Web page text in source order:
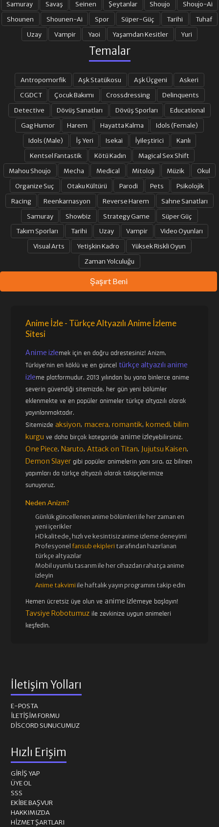
Samuray Savaş Seinen Şeytanlar Shoujo
Shoujo-Ai
Shounen
Shounen-Ai Spor Süper-Güç Tarihi
Tuhaf
Uzay
Vampir Yaoi Yaşamdan Kesitler Yuri
Temalar
Antropomorfik Aşk Statükosu Aşk Üçgeni
Askeri
CGDCT
Çocuk Bakımı Crossdressing
Delinquents
Detective
Dövüş Sanatları Dövüş Sporları
Educational
Gag Humor
Harem Hayatta Kalma
Idols (Female)
Idols (Male)
İş Yeri Isekai İyileştirici
Kanlı
Kentsel Fantastik
Kötü Kadın
Magical Sex Shift
Mahou Shoujo
Mecha Medical Mitoloji Müzik
Okul
Organize Suç
Otaku Kültürü Parodi Pets
Psikolojik
Racing
Reenkarnasyon Reverse Harem
Sahne Sanatları
Samuray
Showbiz Strategy Game
Süper Güç
Takım Sporları
Tarihi Uzay Vampir
Video Oyunları
Visual Arts
Yetişkin Kadro
Yüksek Riskli Oyun
Zaman Yolculuğu
Şaşırt Beni
Anime İzle - Türkçe Altyazılı Anime İzleme
Sitesi
Anime izlemek için en doğru adrestesiniz! Anizm,
Türkiye'nin en köklü ve en günceltürkçe altyazılı anime
izleme platformudur. 2013 yılından bu yana binlerce anime
severin güvendiği sitemizde, her gün yeni bölümler
eklenmekte ve en popüler animeler türkçe altyazılı olarak
yayınlanmaktadır.
Sitemizdeaksiyon, macera,romantik, komedi, bilim
kurgu ve daha birçok kategoride anime izleyebilirsiniz.
One Piece, Naruto,Attack on Titan, Jujutsu Kaisen,
Demon Slayer gibi popüler animelerin yanı sıra, az bilinen
yapımları da türkçe altyazılı olarak takipçilerimize
sunuyoruz.
Neden Anizm?
Günlük güncellenen anime bölümleri ile her zaman en
yeni içerikler
HD kalitede, hızlı ve kesintisiz anime izleme deneyimi
Profesyonelfansub ekipleri tarafından hazırlanan
türkçe altyazılar
Mobil uyumlu tasarım ile her cihazdan rahatça anime
izleyin
Anime takvimi ile haftalık yayın programını takip edin
Hemen ücretsiz üye olun ve anime izlemeye başlayın!
Tavsiye Robotumuz ile zevkinize uygun animeleri
keşfedin.
İletişim Yolları
E-POSTA
İLETIŞIM FORMU
DISCORD SUNUCUMUZ
Hızlı Erişim
GIRIŞ YAP
ÜYE OL
SSS
EKIBE BAŞVUR
HAKKIMIZDA
HIZMET ŞARTLARI